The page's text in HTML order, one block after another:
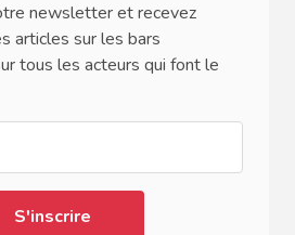
newsletter et recevez
articles sur les bars
tous les acteurs qui font le